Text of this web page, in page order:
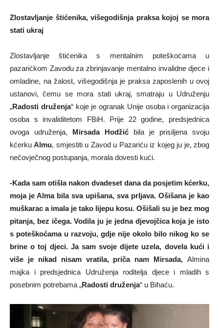
Zlostavljanje štićenika, višegodišnja praksa kojoj se mora
stati ukraj
Zlostavljanje štićenika s mentalnim poteškoćama u
pazarićkom Zavodu za zbrinjavanje mentalno invalidne djece i
omladine, na žalost, višegodišnja je praksa zaposlenih u ovoj
ustanovi, čemu se mora stati ukraj, smatraju u Udruženju
„Radosti druženja“ koje je ogranak Unije osoba i organizacija
osoba s invaliditetom FBiH. Prije 22 godine, predsjednica
ovoga udruženja, Mirsada Hodžić bila je prisiljena svoju
kćerkuAlmu, smjestiti u Zavod u Pazariću iz kojeg ju je, zbog
nečovječnog postupanja, morala dovesti kući.
-Kada sam otišla nakon dvadeset dana da posjetim kćerku,
moja je Alma bila sva upišana, sva prljava. Ošišana je kao
muškarac a imala je tako lijepu kosu. Ošišali su je bez mog
pitanja, bez ičega. Vodila ju je jedna djevojčica koja je isto
s poteškoćama u razvoju, gdje nije okolo bilo nikog ko se
brine o toj djeci. Ja sam svoje dijete uzela, dovela kući i
više je nikad nisam vratila, priča nam Mirsada, Almina
majka i predsjednica Udruženja roditelja djece i mladih s
posebnim potrebama „Radosti druženja“ u Bihaću.